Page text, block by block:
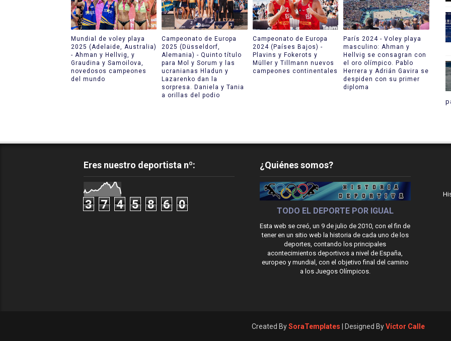
Mundial de voley playa
2025 (Adelaide, Australia)
- Ahman y Hellvig, y
Graudina y Samoilova,
novedosos campeones
del mundo
Campeonato de Europa
2025 (Düsseldorf,
Alemania) - Quinto título
para Mol y Sorum y las
ucranianas Hladun y
Lazarenko dan la
sorpresa. Daniela y Tania
a orillas del podio
Campeonato de Europa
2024 (Países Bajos) -
Plavins y Fokerots y
Müller y Tillmann nuevos
campeones continentales
París 2024 - Voley playa
masculino: Ahman y
Hellvig se consagran con
el oro olímpico. Pablo
Herrera y Adrián Gavira se
despiden con su primer
diploma
Eres nuestro deportista nº:
3 7 4 5 8 6 0
¿Quiénes somos?
TODO EL DEPORTE POR IGUAL
Esta web se creó, un 9 de julio de 2010, con el fin de
tener en un sitio web la historia de cada uno de los
deportes, contando los principales
acontecimientos deportivos a nivel de España,
europeo y mundial, con el objetivo final del camino
a los Juegos Olímpicos.
Created BySoraTemplates | Designed ByVíctor Calle